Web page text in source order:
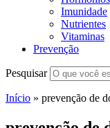
Imunidade
Nutrientes
Vitaminas
Prevenção
Pesquisar
Início » prevenção de